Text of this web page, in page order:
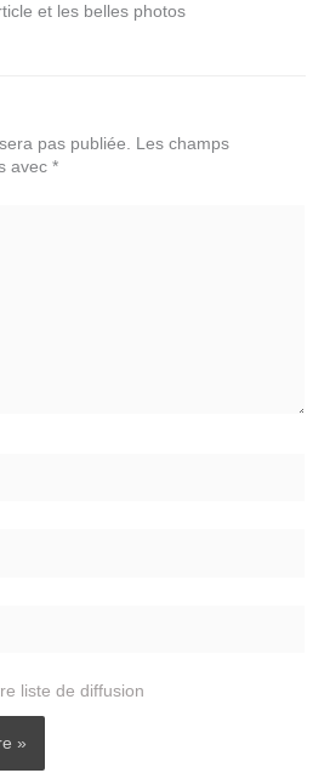
et les belles photos
pas publiée. Les champs
avec *
liste de diffusion